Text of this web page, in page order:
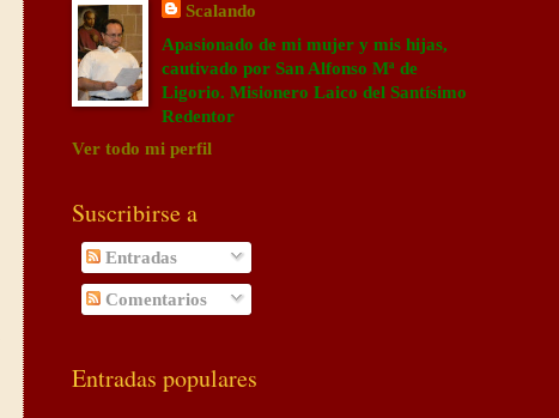
Scalando
Apasionado de mi mujer y mis hijas,
cautivado por San Alfonso Mª de
Ligorio. Misionero Laico del Santísimo
Redentor
Ver todo mi perfil
Suscribirse a
Entradas
Comentarios
Entradas populares